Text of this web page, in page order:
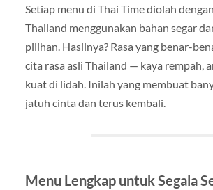
Setiap menu di Thai Time diolah
Thailand menggunakan bahan segar
pilihan. Hasilnya? Rasa yang benar-
cita rasa asli Thailand — kaya rempah,
kuat di lidah. Inilah yang membuat
jatuh cinta dan terus kembali.
Menu Lengkap untuk Segala